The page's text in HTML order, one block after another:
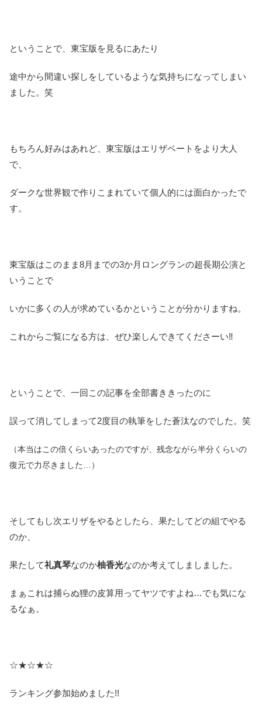
ということで、東宝版を見るにあたり
途中から間違い探しをしているような気持ちになってしまい
ました。笑
もちろん好みはあれど、東宝版はエリザベートをより大人
で、
ダークな世界観で作りこまれていて個人的には面白かったで
す。
東宝版はこのまま8月までの3か月ロングランの超長期公演と
いうことで
いかに多くの人が求めているかということが分かりますね。
これからご覧になる方は、ぜひ楽しんできてくださーい‼
ということで、一回この記事を全部書ききったのに
誤って消してしまって2度目の執筆をした蒼汰なのでした。笑
（本当はこの倍くらいあったのですが、残念ながら半分くらいの
復元で力尽きました…）
そしてもし次エリザをやるとしたら、果たしてどの組でやる
のか、
果たして礼真琴なのか柚香光なのか考えてしましました。
まぁこれは捕らぬ狸の皮算用ってヤツですよね…でも気にな
るなぁ。
☆★☆★☆
ランキング参加始めました!!